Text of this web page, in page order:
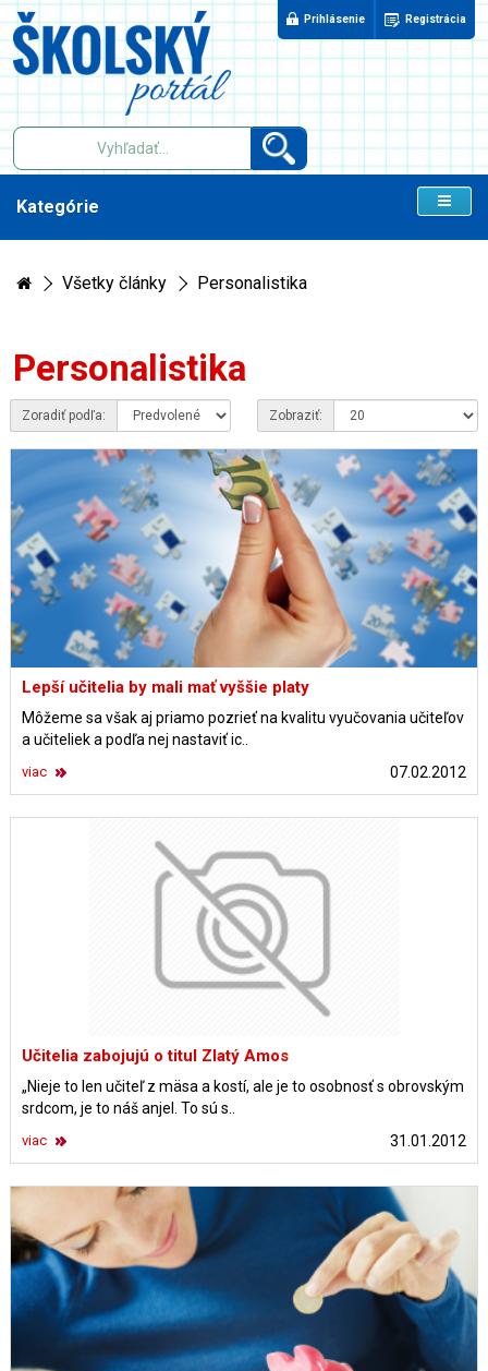
Prihlásenie Registrácia
Kategórie
Všetky články Personalistika
Personalistika
Zoradiť podľa: Zobraziť:
Lepší učitelia by mali mať vyššie platy
Môžeme sa však aj priamo pozrieť na kvalitu vyučovania učiteľov
a učiteliek a podľa nej nastaviť ic..
07.02.2012
viac
Učitelia zabojujú o titul Zlatý Amos
„Nieje to len učiteľ z mäsa a kostí, ale je to osobnosť s obrovským
srdcom, je to náš anjel. To sú s..
31.01.2012
viac